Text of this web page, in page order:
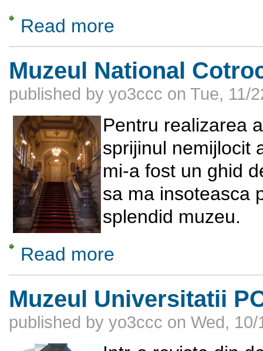
Read more
Muzeul National
published by yo3ccc on Tue, 11/
Pentru realizarea
sprijinul nemijlocit
mi-a fost un ghid
sa ma insoteasca
splendid muzeu.
Read more
Muzeul Universitatii
published by yo3ccc on Wed, 10/